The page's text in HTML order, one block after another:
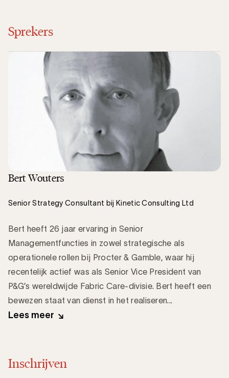
Sprekers
Bert Wouters
Senior Strategy Consultant bij Kinetic Consulting Ltd
Bert heeft 26 jaar ervaring in Senior
Managementfuncties in zowel strategische als
operationele rollen bij Procter & Gamble, waar hij
recentelijk actief was als Senior Vice President van
P&G’s wereldwijde Fabric Care-divisie. Bert heeft een
bewezen staat van dienst in het realiseren...
Lees meer
Inschrijven